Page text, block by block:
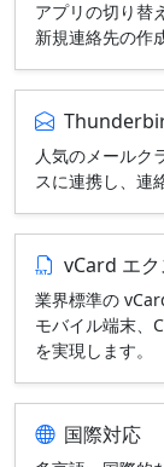
アプリの切り替
新規連絡先の作
人気のメール
スに連携し、連
vCard エク
業界標準の
モバイル端末、
を実現します。
国際対応